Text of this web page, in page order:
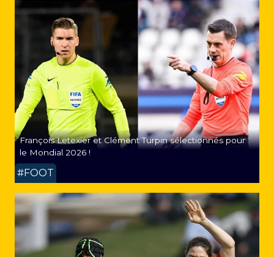
François Letexier et Clément Turpin sélectionnés pour
le Mondial 2026 !
#FOOT